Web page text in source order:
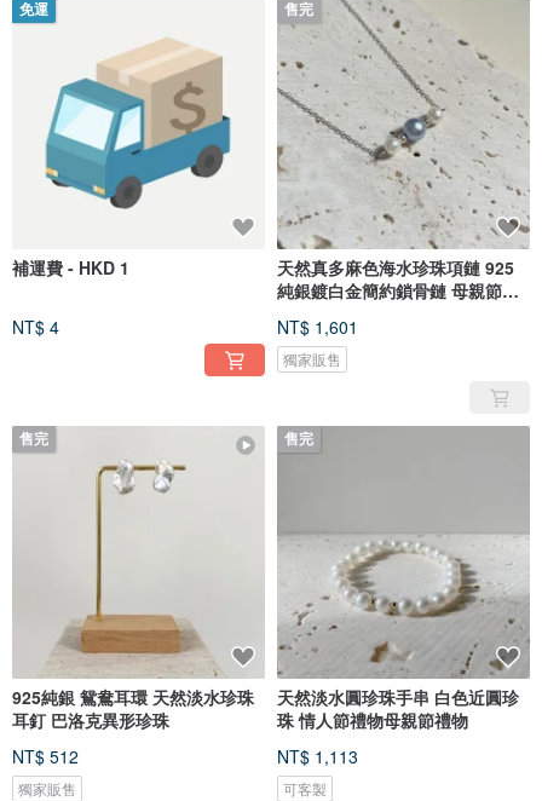
免運
補運費 - HKD 1
NT$ 4
售完
天然真多麻色海水珍珠項鏈 925
純銀鍍白金簡約鎖骨鏈 母親節禮
NT$ 1,601
獨家販售
售完
925純銀 鴛鴦耳環 天然淡水珍珠
耳釘 巴洛克異形珍珠
NT$ 512
獨家販售
售完
天然淡水圓珍珠手串 白色近圓珍
珠 情人節禮物母親節禮物
NT$ 1,113
可客製